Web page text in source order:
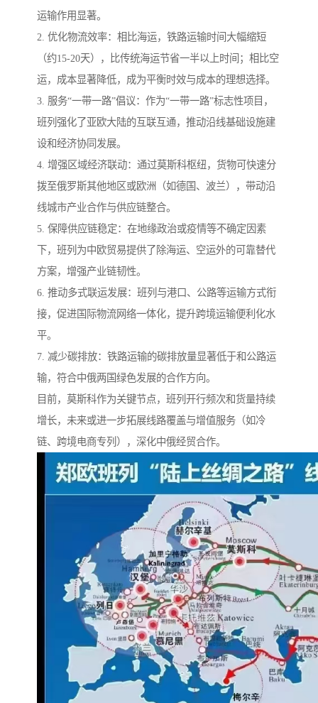
运输作用显著。
2. 优化物流效率：相比海运，铁路运输时间大幅缩短
（约15-20天），比传统海运节省一半以上时间；相比空
运，成本显著降低，成为平衡时效与成本的理想选择。
3. 服务“一带一路”倡议：作为“一带一路”标志性项目，
班列强化了亚欧大陆的互联互通，推动沿线基础设施建
设和经济协同发展。
4. 增强区域经济联动：通过莫斯科枢纽，货物可快速分
拨至俄罗斯其他地区或欧洲（如德国、波兰），带动沿
线城市产业合作与供应链整合。
5. 保障供应链稳定：在地缘政治或疫情等不确定因素
下，班列为中欧贸易提供了除海运、空运外的可靠替代
方案，增强产业链韧性。
6. 推动多式联运发展：班列与港口、公路等运输方式衔
接，促进国际物流网络一体化，提升跨境运输便利化水
平。
7. 减少碳排放：铁路运输的碳排放量显著低于和公路运
输，符合中俄两国绿色发展的合作方向。
目前，莫斯科作为关键节点，班列开行频次和货量持续
增长，未来或进一步拓展线路覆盖与增值服务（如冷
链、跨境电商专列），深化中俄经贸合作。